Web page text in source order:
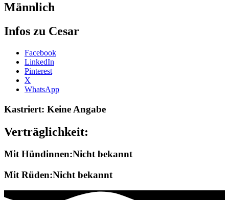
Männlich
Infos zu Cesar
Share
post
"Cesa-
2000"
Facebook
LinkedIn
Pinterest
X
WhatsApp
Kastriert: Keine Angabe
Verträglichkeit:
Mit Hündinnen:Nicht bekannt
Mit Rüden:Nicht bekannt